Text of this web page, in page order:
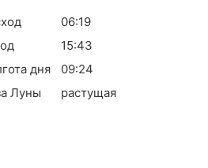
06:19
15:43
дня
09:24
Луны
растущая